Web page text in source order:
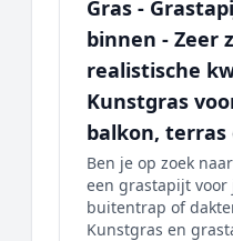
Gras -
binnen - Zeer
realistische
Kunstgras
balkon, terras
Ben je op zoek
een grastapijt
buitentrap of
Kunstgras en